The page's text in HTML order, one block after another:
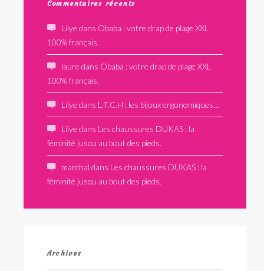
Commentaires récents
Lilye dans Obaba : votre drap de plage XXL
100% français.
laure dans Obaba : votre drap de plage XXL
100% français.
Lilye dans L.T.C.H : les bijoux ergonomiques…
Lilye dans Les chaussures DUKAS : la
féminité jusqu au bout des pieds.
marchal dans Les chaussures DUKAS : la
féminité jusqu au bout des pieds.
Archives